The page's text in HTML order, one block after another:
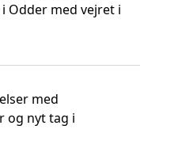
Odder med vejret i
med
og nyt tag i